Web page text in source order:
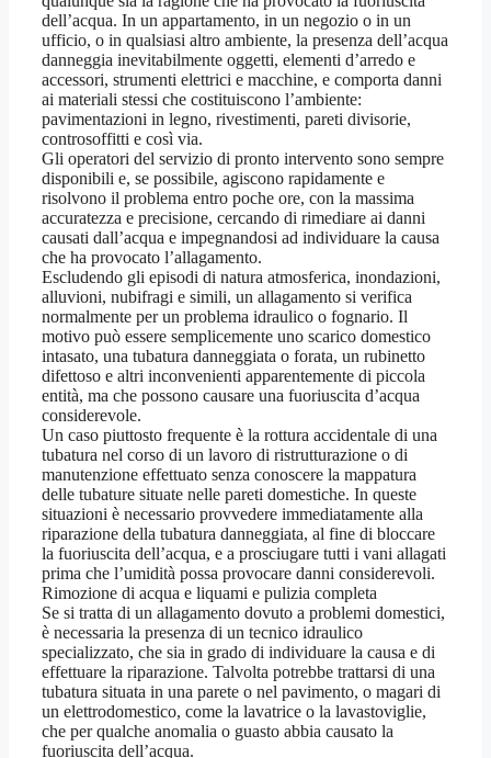
dell’acqua. In un appartamento, in un negozio o in un
ufficio, o in qualsiasi altro ambiente, la presenza dell’acqua
danneggia inevitabilmente oggetti, elementi d’arredo e
accessori, strumenti elettrici e macchine, e comporta danni
ai materiali stessi che costituiscono l’ambiente:
pavimentazioni in legno, rivestimenti, pareti divisorie,
controsoffitti e così via.
Gli operatori del servizio di pronto intervento sono sempre
disponibili e, se possibile, agiscono rapidamente e
risolvono il problema entro poche ore, con la massima
accuratezza e precisione, cercando di rimediare ai danni
causati dall’acqua e impegnandosi ad individuare la causa
che ha provocato l’allagamento.
Escludendo gli episodi di natura atmosferica, inondazioni,
alluvioni, nubifragi e simili, un allagamento si verifica
normalmente per un problema idraulico o fognario. Il
motivo può essere semplicemente uno scarico domestico
intasato, una tubatura danneggiata o forata, un rubinetto
difettoso e altri inconvenienti apparentemente di piccola
entità, ma che possono causare una fuoriuscita d’acqua
considerevole.
Un caso piuttosto frequente è la rottura accidentale di una
tubatura nel corso di un lavoro di ristrutturazione o di
manutenzione effettuato senza conoscere la mappatura
delle tubature situate nelle pareti domestiche. In queste
situazioni è necessario provvedere immediatamente alla
riparazione della tubatura danneggiata, al fine di bloccare
la fuoriuscita dell’acqua, e a prosciugare tutti i vani allagati
prima che l’umidità possa provocare danni considerevoli.
Rimozione di acqua e liquami e pulizia completa
Se si tratta di un allagamento dovuto a problemi domestici,
è necessaria la presenza di un tecnico idraulico
specializzato, che sia in grado di individuare la causa e di
effettuare la riparazione. Talvolta potrebbe trattarsi di una
tubatura situata in una parete o nel pavimento, o magari di
un elettrodomestico, come la lavatrice o la lavastoviglie,
che per qualche anomalia o guasto abbia causato la
fuoriuscita dell’acqua.